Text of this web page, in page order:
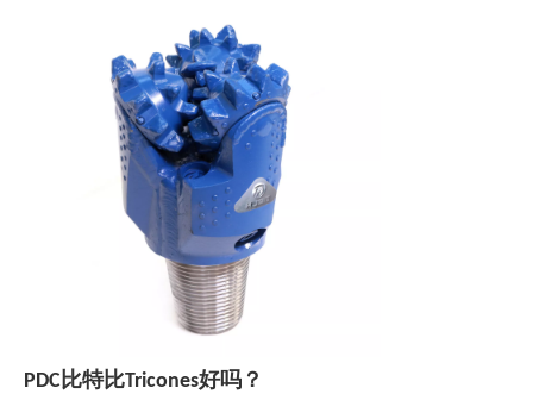
PDC比特比Tricones好吗？